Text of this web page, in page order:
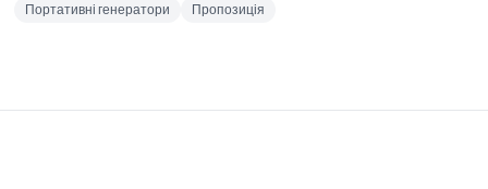
Портативні генератори
Пропозиція